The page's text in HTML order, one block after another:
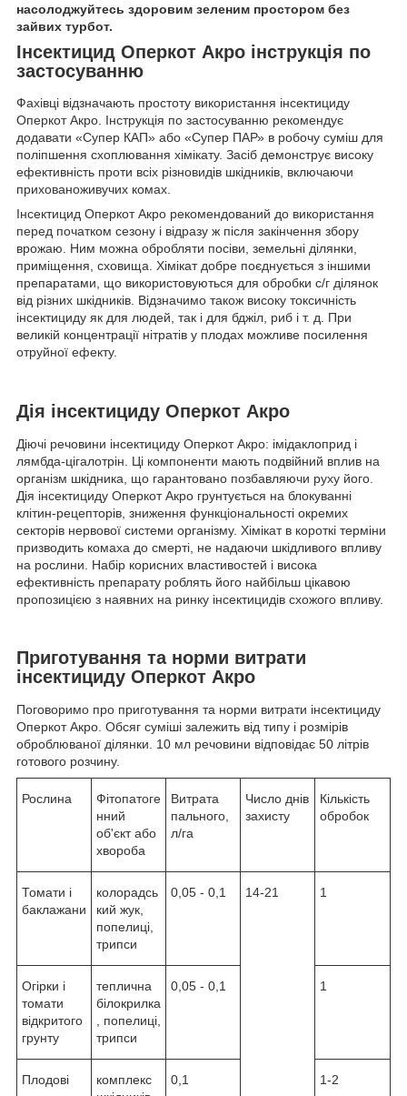
насолоджуйтесь здоровим зеленим простором без
зайвих турбот.
Інсектицид Оперкот Акро інструкція по
застосуванню
Фахівці відзначають простоту використання інсектициду
Оперкот Акро. Інструкція по застосуванню рекомендує
додавати «Супер КАП» або «Супер ПАР» в робочу суміш для
поліпшення схоплювання хімікату. Засіб демонструє високу
ефективність проти всіх різновидів шкідників, включаючи
прихованоживучих комах.
Інсектицид Оперкот Акро рекомендований до використання
перед початком сезону і відразу ж після закінчення збору
врожаю. Ним можна обробляти посіви, земельні ділянки,
приміщення, сховища. Хімікат добре поєднується з іншими
препаратами, що використовуються для обробки с/г ділянок
від різних шкідників. Відзначимо також високу токсичність
інсектициду як для людей, так і для бджіл, риб і т. д. При
великій концентрації нітратів у плодах можливе посилення
отруйної ефекту.
Дія інсектициду Оперкот Акро
Діючі речовини інсектициду Оперкот Акро: імідаклоприд і
лямбда-цігалотрін. Ці компоненти мають подвійний вплив на
організм шкідника, що гарантовано позбавляючи руху його.
Дія інсектициду Оперкот Акро грунтується на блокуванні
клітин-рецепторів, зниження функціональності окремих
секторів нервової системи організму. Хімікат в короткі терміни
призводить комаха до смерті, не надаючи шкідливого впливу
на рослини. Набір корисних властивостей і висока
ефективність препарату роблять його найбільш цікавою
пропозицією з наявних на ринку інсектицидів схожого впливу.
Приготування та норми витрати
інсектициду Оперкот Акро
Поговоримо про приготування та норми витрати інсектициду
Оперкот Акро. Обсяг суміші залежить від типу і розмірів
оброблюваної ділянки. 10 мл речовини відповідає 50 літрів
готового розчину.
Рослина
Фітопатоге
нний
об'єкт або
хвороба
Витрата
пального,
л/га
Число днів
захисту
Кількість
обробок
Томати і
баклажани
колорадсь
кий жук,
попелиці,
трипси
0,05 - 0,1 14-21 1
Огірки і
томати
відкритого
грунту
теплична
білокрилка
, попелиці,
трипси
0,05 - 0,1 1
Плодові
комплекс
0,1 1-2